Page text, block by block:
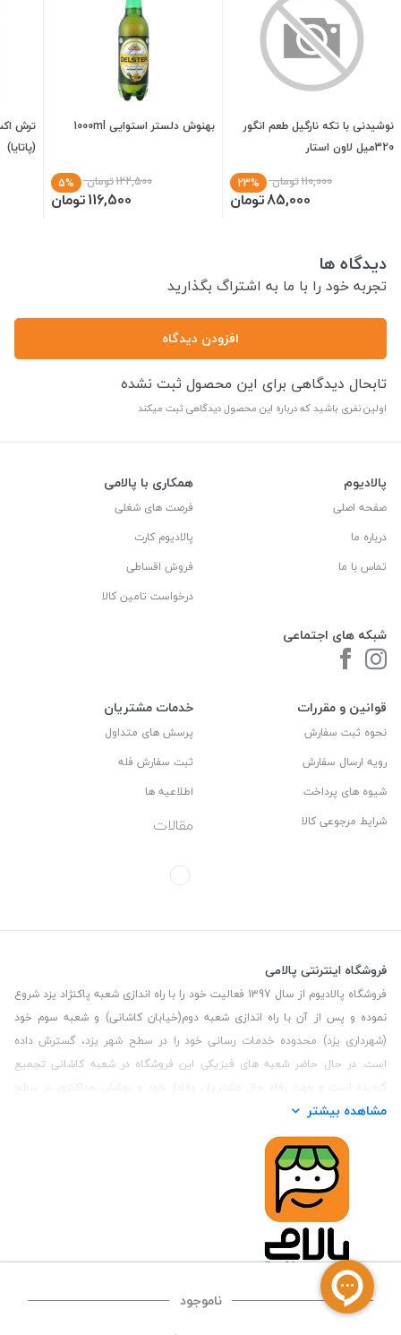
نوشیدنی با تکه نارگیل طعم انگور
320میل لاون استار
110,000تومان 23%
85,000تومان
بهنوش دلستر استوایی 1000ml
122,500تومان 5%
116,500تومان
(پاتایا)
دیدگاه ها
تجربه خود را با ما به اشتراگ بگذارید
افزودن دیدگاه
تابحال دیدگاهی برای این محصول ثبت نشده
اولین نفری باشید که درباره این محصول دیدگاهی ثبت میکند
ناموجود
پالادیوم
صفحه اصلی
درباره ما
تماس با ما
شبکه های اجتماعی
همکاری با پالامی
فرصت های شغلی
پالادیوم کارت
فروش اقساطی
درخواست تامین کالا
قوانین و مقررات
نحوه ثبت سفارش
رویه ارسال سفارش
شیوه های پرداخت
شرایط مرجوعی کالا
خدمات مشتریان
پرسش های متداول
ثبت سفارش فله
اطلاعیه ها
مقالات
فروشگاه اینترنتی پالامی
فروشگاه پالادیوم از سال 1397 فعالیت خود را با راه اندازی شعبه پاکنژاد یزد شروع
نموده و پس از آن با راه اندازی شعبه دوم(خیابان کاشانی) و شعبه سوم خود
(شهرداری یزد) محدوده خدمات رسانی خود را در سطح شهر یزد، گسترش داده
است. در حال حاضر شعبه های فیزیکی این فروشگاه در شعبه کاشانی تجمیع
گردیده است و جهت رفاه حال مشتریان وفادار خود و پوشش حداکثری در سطح
استان یزد و همچنین مشتریان سطح کشور، فروشگاه اینترنتی پالامی را راه اندازی
نموده است. هدف فروشگاه اینترنتی پالامی فراهم نمودن یک خرید اینترنتی
مطمئن، با کالاهای متنوع، باکیفیت و دارای قیمت مناسب می باشد که مشتری
بتواند در مدت زمان کوتاه کالاهای خود را سفارش داده و در زمان مورد نظر خود
تحویل بگیرد و در صورت وجود عدم تطابق سفارش و کالای تحویل شده ضمانت
بازگشت کالا هم داشته باشد. سابقه درخشان در فروش حضوری و جذب مشتریان و
انعقاد قرارداد با ارگان های دولتی و خصوصی از افتخارات این مجموعه می باشد.
یکی از مهم‌ترین دغدغه‌های کاربران خرید اینترنتی، این است که کالای خریداری
شده در زمان مورد نظر آنها بدستشان برسد، لذا فروشگاه اینترنتی پالامی این
قابلیت را دارد تا علاوه بر روش تعیین روز و ساعت تحویل سفارش به مشتری،
مشاهده بیشتر